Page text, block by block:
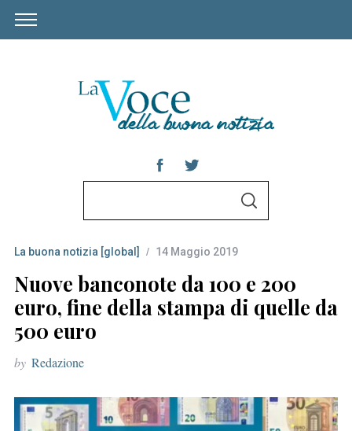
r
c
h
f
o
r
S
La buona notizia [global] 14 Maggio 2019
Nuove banconote da 100 e 200
euro, fine della stampa di quelle da
500 euro
by Redazione